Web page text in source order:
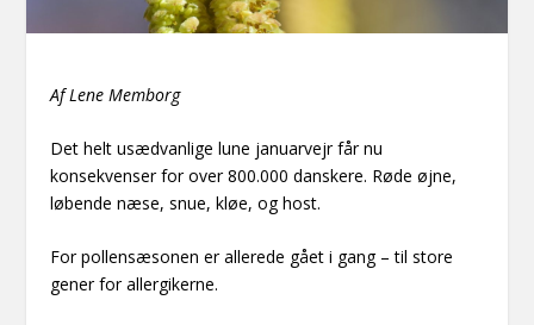
Af Lene Memborg
Det helt usædvanlige lune januarvejr får nu
konsekvenser for over 800.000 danskere. Røde øjne,
løbende næse, snue, kløe, og host.
For pollensæsonen er allerede gået i gang – til store
gener for allergikerne.